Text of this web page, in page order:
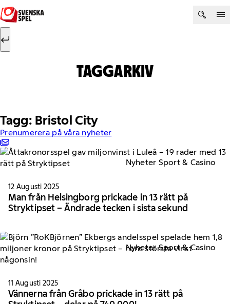
Hoppa till innehåll
Sök efter:
TAGGARKIV
Tagg: Bristol City
Prenumerera på våra nyheter
Nyheter Sport & Casino
12 Augusti 2025
Man från Helsingborg prickade in 13 rätt på
Stryktipset – Ändrade tecken i sista sekund
Nyheter Sport & Casino
11 Augusti 2025
Vännerna från Gråbo prickade in 13 rätt på